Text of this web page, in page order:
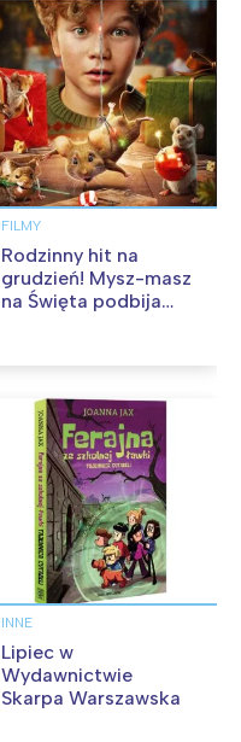
FILMY
Rodzinny hit na
grudzień! Mysz-masz
na Święta podbija
INNE
Lipiec w
Wydawnictwie
Skarpa Warszawska